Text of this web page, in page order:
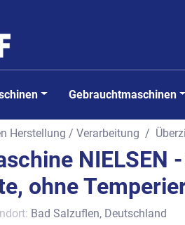
Gebrauchtmaschinen
Herstellung / Verarbeitung
NIELSEN
ohne
Bad Salzuflen, Deutschland